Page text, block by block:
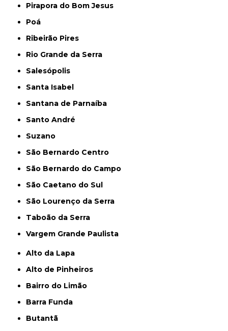
Pirapora do Bom Jesus
Poá
Ribeirão Pires
Rio Grande da Serra
Salesópolis
Santa Isabel
Santana de Parnaíba
Santo André
Suzano
São Bernardo Centro
São Bernardo do Campo
São Caetano do Sul
São Lourenço da Serra
Taboão da Serra
Vargem Grande Paulista
Alto da Lapa
Alto de Pinheiros
Bairro do Limão
Barra Funda
Butantã